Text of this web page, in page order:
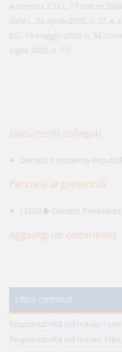
4, comma 2, D.L. 17 marzo
dalla L. 24 aprile 2020, n. 27, e,
D.L. 19 maggio 2020, n. 34,
luglio 2020, n. 77)
Documenti collegati
Decreto Presidente
Percorsi argomentali
LEGGI Decreto
Aggiungi un commento
Ultimi contributi
Responsabilità del notaio: i
Responsabilità del notaio: